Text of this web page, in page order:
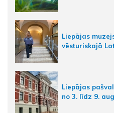
Liepājas
vēsturiskajā
Liepājas
no 3. līdz 9.